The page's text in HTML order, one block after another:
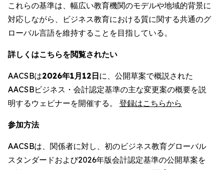
これらの基準は、幅広い教育機関のモデルや地域的背景に
対応しながら、ビジネス教育における質に関する共通のグ
ローバル言語を維持することを目指している。
詳しくはこちらを閲覧されたい
AACSBは2026年1月12日に、公開草案で概説された
AACSBビジネス・会計認定基準の主な変更案の概要を説
明するウェビナーを開催する。 登録はこちらから
参加方法
AACSBは、関係者に対し、初のビジネス教育グローバル
スタンダードおよび2026年版会計認定基準の公開草案を